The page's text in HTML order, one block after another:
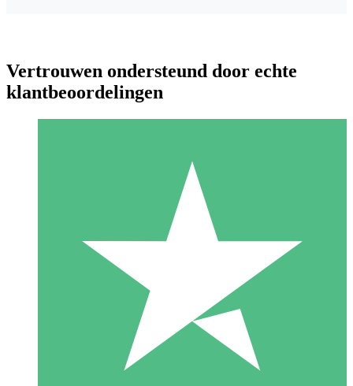
Individuele Creditpakketten
Betaal per gebruik met downloadtegoeden. Geen maandelijkse
1000
Vertrouwen ondersteund door echte
klantbeoordelingen